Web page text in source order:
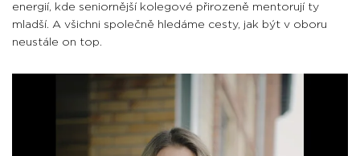
energií, kde seniornější kolegové přirozeně mentorují ty
mladší. A všichni společně hledáme cesty, jak být v oboru
neustále on top.